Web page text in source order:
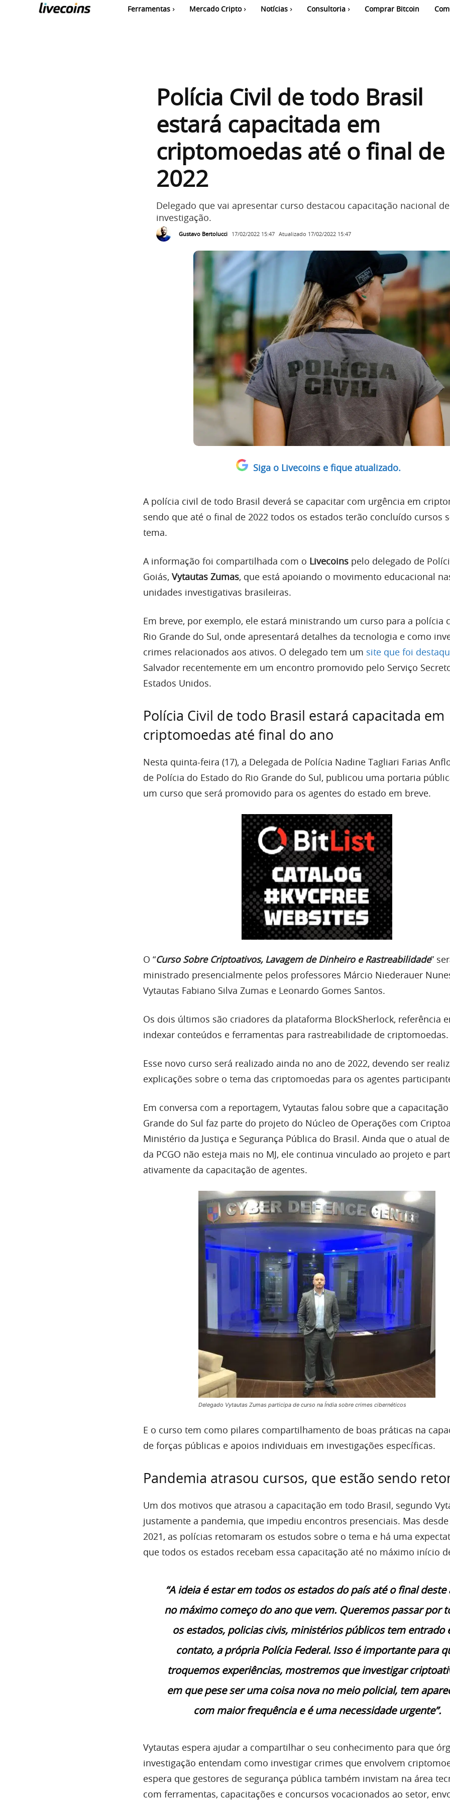
Ferramentas Mercado Cripto Notícias Consultoria Comprar Bitcoin
Polícia Civil de todo Brasil
estará capacitada em
criptomoedas até o final de
2022
Delegado que vai apresentar curso destacou capacitação nacional
investigação.
Gustavo Bertolucci 17/02/2022 15:47 Atualizado 17/02/2022 15:47
Siga o Livecoins e fique atualizado.
A polícia civil de todo Brasil deverá se capacitar com urgência em
sendo que até o final de 2022 todos os estados terão concluído cursos
tema.
A informação foi compartilhada com o Livecoins pelo delegado de
Goiás, Vytautas Zumas, que está apoiando o movimento educacional
unidades investigativas brasileiras.
Em breve, por exemplo, ele estará ministrando um curso para a polícia
Rio Grande do Sul, onde apresentará detalhes da tecnologia e como
crimes relacionados aos ativos. O delegado tem um site que foi
Salvador recentemente em um encontro promovido pelo Serviço
Estados Unidos.
Polícia Civil de todo Brasil estará capacitada em
criptomoedas até final do ano
Nesta quinta-feira (17), a Delegada de Polícia Nadine Tagliari Farias
de Polícia do Estado do Rio Grande do Sul, publicou uma portaria
um curso que será promovido para os agentes do estado em breve.
O “Curso Sobre Criptoativos, Lavagem de Dinheiro e Rastreabilidade”
ministrado presencialmente pelos professores Márcio Niederauer
Vytautas Fabiano Silva Zumas e Leonardo Gomes Santos.
Os dois últimos são criadores da plataforma BlockSherlock, referência
indexar conteúdos e ferramentas para rastreabilidade de criptomoedas.
Esse novo curso será realizado ainda no ano de 2022, devendo ser
explicações sobre o tema das criptomoedas para os agentes
Em conversa com a reportagem, Vytautas falou sobre que a
Grande do Sul faz parte do projeto do Núcleo de Operações com
Ministério da Justiça e Segurança Pública do Brasil. Ainda que o atual
da PCGO não esteja mais no MJ, ele continua vinculado ao projeto e
ativamente da capacitação de agentes.
Delegado Vytautas Zumas participa de curso na Índia sobre crimes cibernéticos
E o curso tem como pilares compartilhamento de boas práticas na
de forças públicas e apoios individuais em investigações específicas.
Pandemia atrasou cursos, que estão sendo
Um dos motivos que atrasou a capacitação em todo Brasil, segundo
justamente a pandemia, que impediu encontros presenciais. Mas
2021, as polícias retomaram os estudos sobre o tema e há uma
que todos os estados recebam essa capacitação até no máximo início
“A ideia é estar em todos os estados do país até o final deste
no máximo começo do ano que vem. Queremos passar por
os estados, policias civis, ministérios públicos tem entrado
contato, a própria Polícia Federal. Isso é importante para
troquemos experiências, mostremos que investigar
em que pese ser uma coisa nova no meio policial, tem
com maior frequência e é uma necessidade urgente”.
Vytautas espera ajudar a compartilhar o seu conhecimento para que
investigação entendam como investigar crimes que envolvem
espera que gestores de segurança pública também invistam na área
com ferramentas, capacitações e concursos vocacionados ao setor,